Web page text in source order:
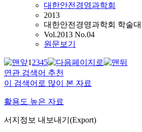
대한안전경영과학회
2013
대한안전경영과학회 학술
Vol.2013 No.04
원문보기
12345
연관 검색어 추천
이 검색어로 많이 본 자료
활용도 높은 자료
서지정보 내보내기(Export)